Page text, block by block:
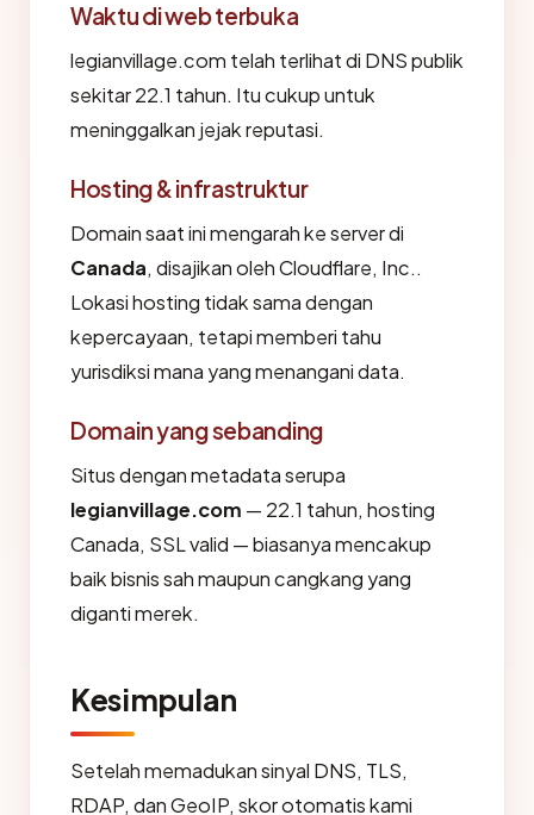
Waktu di web terbuka
legianvillage.com telah terlihat di DNS publik
sekitar 22.1 tahun. Itu cukup untuk
meninggalkan jejak reputasi.
Hosting & infrastruktur
Domain saat ini mengarah ke server di
Canada, disajikan oleh Cloudflare, Inc..
Lokasi hosting tidak sama dengan
kepercayaan, tetapi memberi tahu
yurisdiksi mana yang menangani data.
Domain yang sebanding
Situs dengan metadata serupa
legianvillage.com — 22.1 tahun, hosting
Canada, SSL valid — biasanya mencakup
baik bisnis sah maupun cangkang yang
diganti merek.
Kesimpulan
Setelah memadukan sinyal DNS, TLS,
RDAP, dan GeoIP, skor otomatis kami